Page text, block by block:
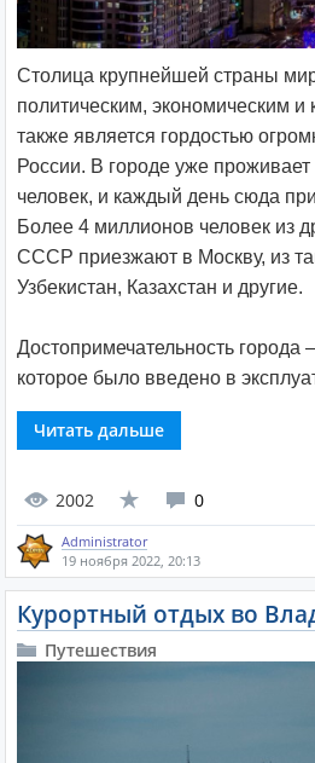
Столица крупнейшей страны
политическим, экономическим и
также является гордостью
России. В городе уже
человек, и каждый день сюда
Более 4 миллионов человек из
СССР приезжают в Москву, из
Узбекистан, Казахстан и другие.
Достопримечательность города
которое было введено в
Читать дальше
2002 0
Administrator
19 ноября 2022, 20:13
Курортный отдых во
Путешествия